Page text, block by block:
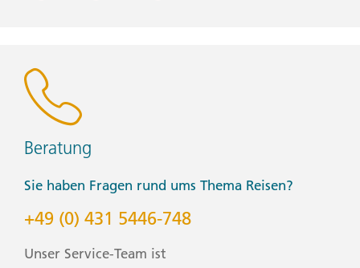
Beratung
Sie haben Fragen rund ums Thema Reisen?
+49 (0) 431 5446-748
Unser Service-Team ist